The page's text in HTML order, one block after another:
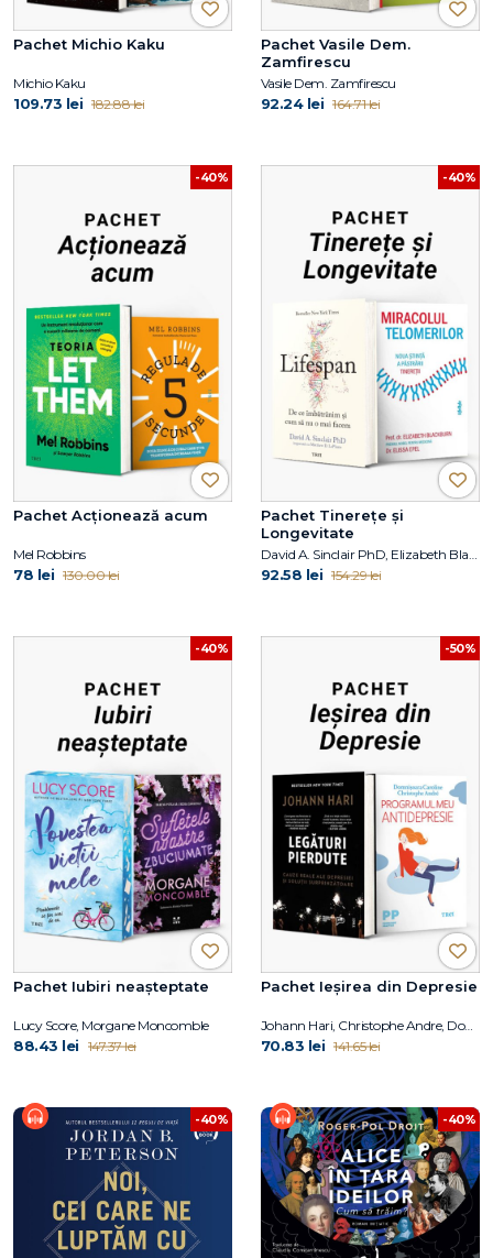
Pachet Michio Kaku
Michio Kaku
109.73 lei 182.88 lei
Pachet Vasile Dem.
Zamfirescu
Vasile Dem. Zamfirescu
92.24 lei 164.71 lei
-40%
Pachet Acționează acum
Mel Robbins
78 lei 130.00 lei
-40%
Pachet Tinerețe și
Longevitate
David A. Sinclair PhD, Elizabeth Blackburn, Elissa Epel
92.58 lei 154.29 lei
-40%
Pachet Iubiri neașteptate
Lucy Score, Morgane Moncomble
88.43 lei 147.37 lei
-50%
Pachet Ieșirea din Depresie
Johann Hari, Christophe Andre, Domnișoara Caroline
70.83 lei 141.65 lei
-40% -40%